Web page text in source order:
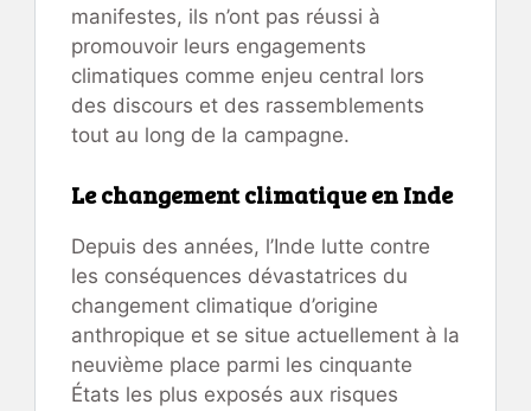
manifestes, ils n’ont pas réussi à
promouvoir leurs engagements
climatiques comme enjeu central lors
des discours et des rassemblements
tout au long de la campagne.
Le changement climatique en Inde
Depuis des années, l’Inde lutte contre
les conséquences dévastatrices du
changement climatique d’origine
anthropique et se situe actuellement à la
neuvième place parmi les cinquante
États les plus exposés aux risques